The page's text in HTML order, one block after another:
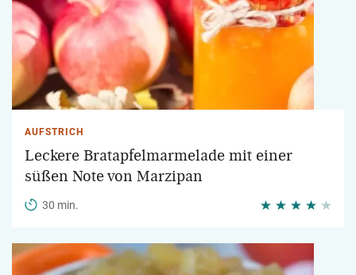
AUFSTRICH
Leckere Bratapfelmarmelade mit einer
süßen Note von Marzipan
30 min.